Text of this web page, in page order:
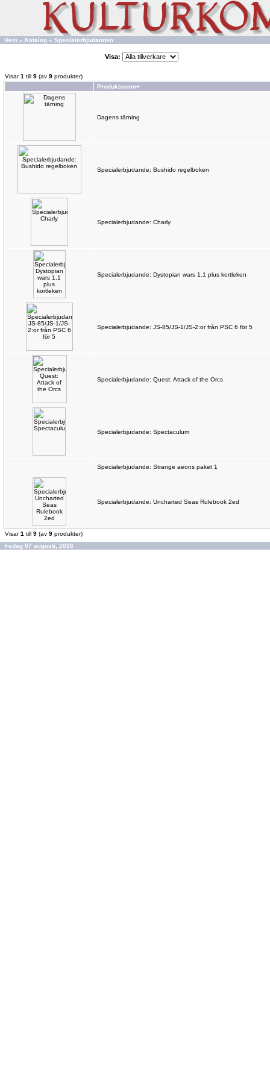
Hem » Katalog » Specialerbjudanden
Visa:
Visar1 till 9 (av 9 produkter)
Produktnamn+
Dagens tärning
Specialerbjudande: Bushido regelboken
Specialerbjudande: Charly
Specialerbjudande: Dystopian wars 1.1 plus kortleken
Specialerbjudande: JS-85/JS-1/JS-2:or från PSC 6 för 5
Specialerbjudande: Quest: Attack of the Orcs
Specialerbjudande: Spectaculum
Specialerbjudande: Strange aeons paket 1
Specialerbjudande: Uncharted Seas Rulebook 2ed
Visar1 till 9 (av 9 produkter)
fredag 07 augusti, 2026